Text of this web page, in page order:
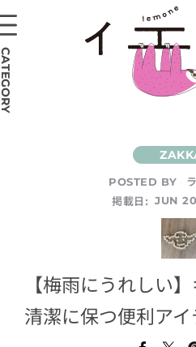
POSTED BY
掲載日: JUN
【梅雨にうれしい
清潔に保つ便利ア